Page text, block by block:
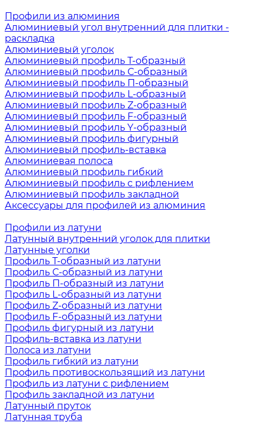
Профили из алюминия
Алюминиевый угол внутренний для плитки -
раскладка
Алюминиевый уголок
Алюминиевый профиль Т-образный
Алюминиевый профиль С-образный
Алюминиевый профиль П-образный
Алюминиевый профиль L-образный
Алюминиевый профиль Z-образный
Алюминиевый профиль F-образный
Алюминиевый профиль Y-образный
Алюминиевый профиль фигурный
Алюминиевый профиль-вставка
Алюминиевая полоса
Алюминиевый профиль гибкий
Алюминиевый профиль с рифлением
Алюминиевый профиль закладной
Аксессуары для профилей из алюминия
Профили из латуни
Латунный внутренний уголок для плитки
Латунные уголки
Профиль Т-образный из латуни
Профиль С-образный из латуни
Профиль П-образный из латуни
Профиль L-образный из латуни
Профиль Z-образный из латуни
Профиль F-образный из латуни
Профиль фигурный из латуни
Профиль-вставка из латуни
Полоса из латуни
Профиль гибкий из латуни
Профиль противоскользящий из латуни
Профиль из латуни с рифлением
Профиль закладной из латуни
Латунный пруток
Латунная труба